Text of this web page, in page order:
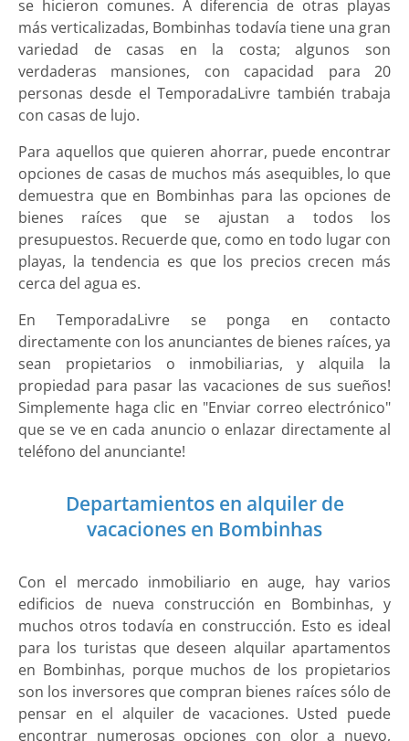
se hicieron comunes. A diferencia de otras playas
más verticalizadas, Bombinhas todavía tiene una gran
variedad de casas en la costa; algunos son
verdaderas mansiones, con capacidad para 20
personas desde el TemporadaLivre también trabaja
con casas de lujo.
Para aquellos que quieren ahorrar, puede encontrar
opciones de casas de muchos más asequibles, lo que
demuestra que en Bombinhas para las opciones de
bienes raíces que se ajustan a todos los
presupuestos. Recuerde que, como en todo lugar con
playas, la tendencia es que los precios crecen más
cerca del agua es.
En TemporadaLivre se ponga en contacto
directamente con los anunciantes de bienes raíces, ya
sean propietarios o inmobiliarias, y alquila la
propiedad para pasar las vacaciones de sus sueños!
Simplemente haga clic en "Enviar correo electrónico"
que se ve en cada anuncio o enlazar directamente al
teléfono del anunciante!
Departamientos en alquiler de
vacaciones en Bombinhas
Con el mercado inmobiliario en auge, hay varios
edificios de nueva construcción en Bombinhas, y
muchos otros todavía en construcción. Esto es ideal
para los turistas que deseen alquilar apartamentos
en Bombinhas, porque muchos de los propietarios
son los inversores que compran bienes raíces sólo de
pensar en el alquiler de vacaciones. Usted puede
encontrar numerosas opciones con olor a nuevo,